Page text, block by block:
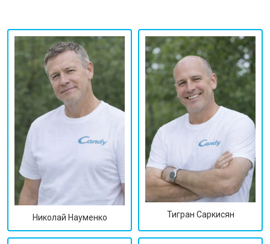
Николай Науменко Тигран Саркисян